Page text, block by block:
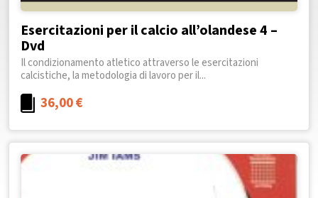
Esercitazioni per il calcio all’olandese 4 –
Dvd
Il condizionamento atletico attraverso le esercitazioni
calcistiche, la metodologia di lavoro per il...
36,00€